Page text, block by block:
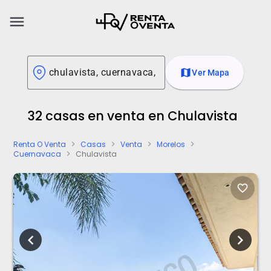
menu
mapVer Mapa
32 casas en venta en Chulavista
Renta O Venta chevron_right Casas chevron_right Venta chevron_right Morelos chevron_right
Cuernavaca chevron_right Chulavista
favorite_border
chevron_left chevron_right